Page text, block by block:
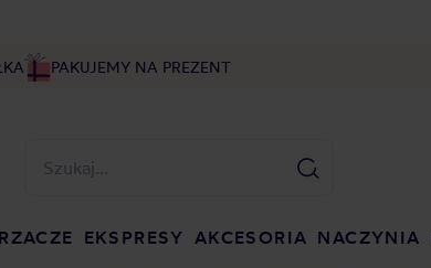
PAKUJEMY NA PREZENT
EKSPRESY AKCESORIA NACZYNIA